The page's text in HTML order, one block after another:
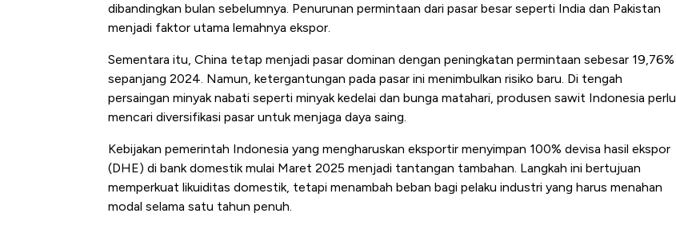
dibandingkan bulan sebelumnya. Penurunan permintaan dari pasar besar seperti India dan Pakistan
menjadi faktor utama lemahnya ekspor.
Sementara itu, China tetap menjadi pasar dominan dengan peningkatan permintaan sebesar 19,76%
sepanjang 2024. Namun, ketergantungan pada pasar ini menimbulkan risiko baru. Di tengah
persaingan minyak nabati seperti minyak kedelai dan bunga matahari, produsen sawit Indonesia perlu
mencari diversifikasi pasar untuk menjaga daya saing.
Kebijakan pemerintah Indonesia yang mengharuskan eksportir menyimpan 100% devisa hasil ekspor
(DHE) di bank domestik mulai Maret 2025 menjadi tantangan tambahan. Langkah ini bertujuan
memperkuat likuiditas domestik, tetapi menambah beban bagi pelaku industri yang harus menahan
modal selama satu tahun penuh.